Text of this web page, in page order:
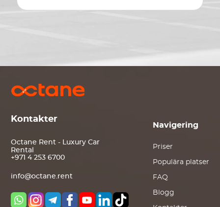
Kontakter
Octane Rent - Luxury Car
Rental
+971 4 253 6700
info@octane.rent
Navigering
Priser
Populära platser
FAQ
Blogg